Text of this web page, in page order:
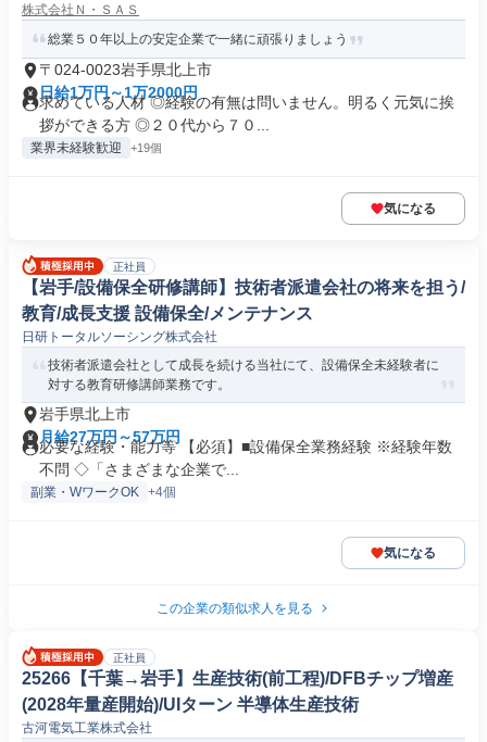
株式会社Ｎ・ＳＡＳ
総業５０年以上の安定企業で一緒に頑張りましょう
〒024-0023岩手県北上市
日給1万円～1万2000円
求めている人材 ◎経験の有無は問いません。明るく元気に挨
拶ができる方 ◎２０代から７０...
業界未経験歓迎 +19個
気になる
正社員
【岩手/設備保全研修講師】技術者派遣会社の将来を担う/
教育/成長支援 設備保全/メンテナンス
日研トータルソーシング株式会社
技術者派遣会社として成長を続ける当社にて、設備保全未経験者に
対する教育研修講師業務です。
岩手県北上市
月給27万円～57万円
必要な経験・能力等 【必須】■設備保全業務経験 ※経験年数
不問 ◇「さまざまな企業で...
副業・WワークOK +4個
気になる
この企業の類似求人を見る
正社員
25266【千葉→岩手】生産技術(前工程)/DFBチップ増産
(2028年量産開始)/UIターン 半導体生産技術
古河電気工業株式会社